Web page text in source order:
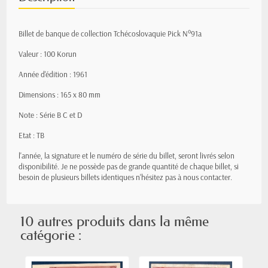
Billet de banque de collection Tchécoslovaquie Pick N°91a
Valeur : 100 Korun
Année d'édition : 1961
Dimensions : 165 x 80 mm
Note : Série B C et D
Etat : TB
l'année, la signature et le numéro de série du billet, seront livrés selon
disponibilité. Je ne possède pas de grande quantité de chaque billet, si
besoin de plusieurs billets identiques n'hésitez pas à nous contacter.
10 autres produits dans la même
catégorie :